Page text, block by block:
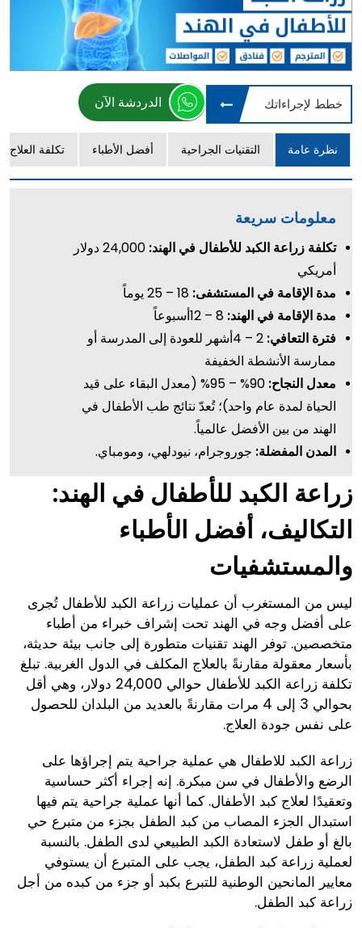
خطط لإجراءاتك الدردشة الآن
نظرة عامة التقنيات الجراحية أفضل الأطباء تكلفة العلاج
معلومات سريعة
تكلفة زراعة الكبد للأطفال في الهند:
24,000 دولار
أمريكي
مدة الإقامة في المستشفى: 18 – 25 يوماً
مدة الإقامة في الهند: 8 – 12أسبوعاً
فترة التعافي:
2 – 4أشهر للعودة إلى المدرسة أو
ممارسة الأنشطة الخفيفة
معدل النجاح:
90% – 95% (معدل البقاء على قيد
الحياة لمدة عام واحد)؛ تُعدّ نتائج طب الأطفال في
الهند من بين الأفضل عالمياً.
المدن المفضلة: جوروجرام، نيودلهي، ومومباي.
زراعة الكبد للأطفال في الهند:
التكاليف، أفضل الأطباء
والمستشفيات
ليس من المستغرب أن عمليات زراعة الكبد للأطفال تُجرى
على أفضل وجه في الهند تحت إشراف خبراء من أطباء
متخصصين. توفر الهند تقنيات متطورة إلى جانب بيئة حديثة،
بأسعار معقولة مقارنةً بالعلاج المكلف في الدول الغربية. تبلغ
تكلفة زراعة الكبد للأطفال حوالي 24,000 دولار، وهي أقل
بحوالي 3 إلى 4 مرات مقارنةً بالعديد من البلدان للحصول
على نفس جودة العلاج.
زراعة الكبد للاطفال هي عملية جراحية يتم إجراؤها على
الرضع والأطفال في سن مبكرة. إنه إجراء أكثر حساسية
وتعقيدًا لعلاج كبد الأطفال. كما أنها عملية جراحية يتم فيها
استبدال الجزء المصاب من كبد الطفل بجزء من متبرع حي
بالغ أو طفل لاستعادة الكبد الطبيعي لدى الطفل. بالنسبة
لعملية زراعة كبد الطفل، يجب على المتبرع أن يستوفي
معايير المانحين الوطنية للتبرع بكبد أو جزء من كبده من أجل
زراعة كبد الطفل.